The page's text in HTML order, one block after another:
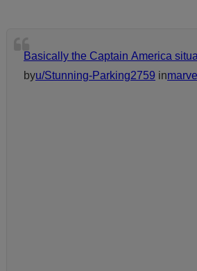
Basically the Captain America
byu/Stunning-Parking2759 in